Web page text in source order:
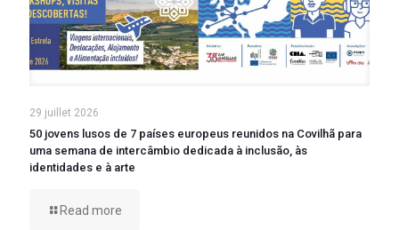
29 juillet 2026
50 jovens lusos de 7 países europeus reunidos na Covilhã para
uma semana de intercâmbio dedicada à inclusão, às
identidades e à arte
Read more